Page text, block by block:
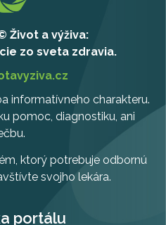
Život a výživa:
zo sveta zdravia.
informatívneho charakteru.
pomoc, diagnostiku, ani
ktorý potrebuje odbornú
svojho lekára.
portálu